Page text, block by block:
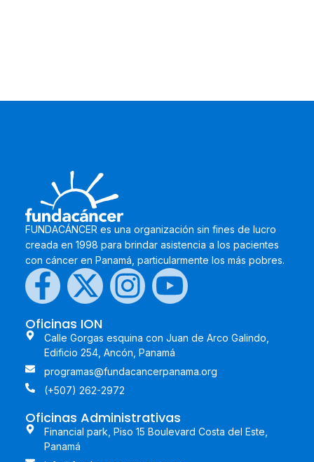
FUNDACÁNCER es una organización sin fines de lucro
creada en 1998 para brindar asistencia a los pacientes
con cáncer en Panamá, particularmente los más pobres.
Oficinas ION
Calle Gorgas esquina con Juan de Arco Galindo,
Edificio 254, Ancón, Panamá
programas@fundacancerpanama.org
(+507) 262-2972
Oficinas Administrativas
Financial park, Piso 15 Boulevard Costa del Este,
Panamá